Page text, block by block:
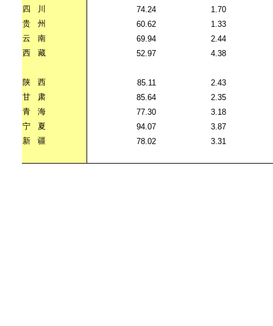
四
川 74.24
1.70
贵
州 60.62
1.33
云
南 69.94
2.44
西
藏 52.97 4.38
陕 西 85.11
2.43
甘
肃 85.64
2.35
青
海 77.30
3.18
宁
夏 94.07
3.87
新
疆 78.02 3.31